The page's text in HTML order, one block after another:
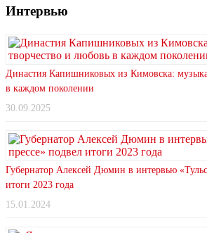
Интервью
Династия Капишниковых из Кимовска:
в каждом поколении
30.09.2025
Губернатор Алексей Дюмин в интервью
итоги 2023 года
15.01.2024